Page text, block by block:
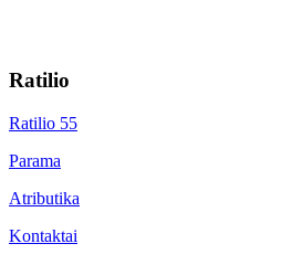
Ratilio
Ratilio 55
Parama
Atributika
Kontaktai